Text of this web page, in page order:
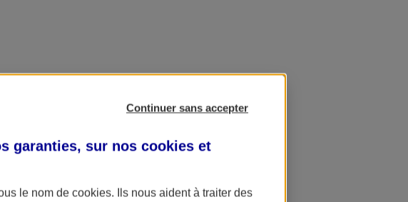
Continuer sans accepter
garanties, sur nos cookies et
le nom de cookies. Ils nous aident à traiter des